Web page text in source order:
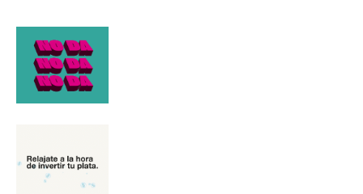
Nombre
Apellidos
Número de teléfono